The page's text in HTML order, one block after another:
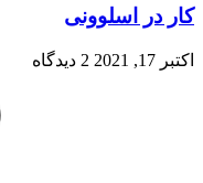
کار در اسلوونی
اکتبر 17, 2021 2 دیدگاه